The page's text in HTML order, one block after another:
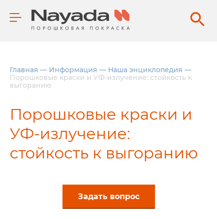
Главная — Информация — Наша энциклопедия —
Порошковые краски и УФ-излучение: стойкость к
выгоранию
Порошковые краски и
УФ-излучение:
стойкость к выгоранию
Задать вопрос